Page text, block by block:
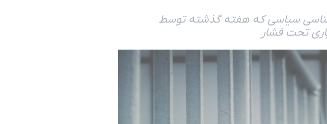
سیاسی که هفته گذشته توسط
تحت فشار